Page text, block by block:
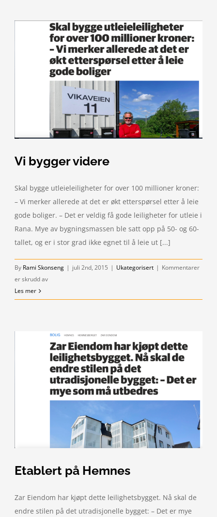
Vi bygger videre
Skal bygge utleieleiligheter for over 100 millioner kroner:
– Vi merker allerede at det er økt etterspørsel etter å leie
gode boliger. – Det er veldig få gode leiligheter for utleie i
Rana. Mye av bygningsmassen ble satt opp på 50- og 60-
tallet, og er i stor grad ikke egnet til å leie ut [...]
By Rami Skonseng | juli 2nd, 2015 | Ukategorisert | Kommentarer
er skrudd avfor
bygger
Les mer
Etablert på Hemnes
Zar Eiendom har kjøpt dette leilighetsbygget. Nå skal de
endre stilen på det utradisjonelle bygget: – Det er mye